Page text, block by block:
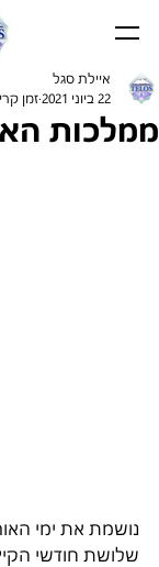
ממלכות
איילת סגל
22 ביוני 2021
זמן קריאה
נושמת את ימי
שלושת חודשי